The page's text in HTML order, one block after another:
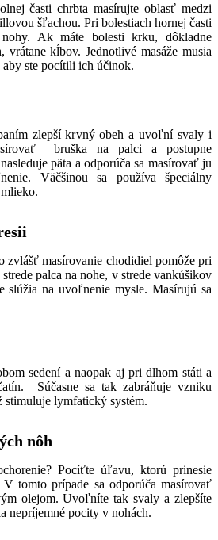
časti chrbta masírujte oblasť medzi
šľachou. Pri bolestiach hornej časti
Ak máte bolesti krku, dôkladne
vrátane kĺbov. Jednotlivé masáže musia
ste pocítili ich účinok.
zlepší krvný obeh a uvoľní svaly i
bruška na palci a postupne
päta a odporúča sa masírovať ju
Väčšinou sa používa špeciálny
zvlášť masírovanie chodidiel pomôže pri
palca na nohe, v strede vankúšikov
slúžia na uvoľnenie mysle. Masírujú sa
sedení a naopak aj pri dlhom státi a
Súčasne sa tak zabráňuje vzniku
stimuluje lymfatický systém.
nôh
Pocíťte úľavu, ktorú prinesie
tomto prípade sa odporúča masírovať
olejom. Uvoľníte tak svaly a zlepšíte
nepríjemné pocity v nohách.